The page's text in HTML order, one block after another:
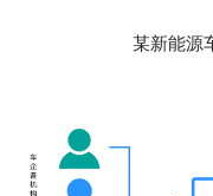
某新能源